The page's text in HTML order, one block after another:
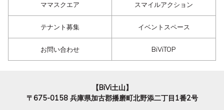
ママスクエア スマイルアクション
テナント募集 イベントスペース
お問い合わせ BiViTOP
【BiVi土山】
〒675-0158 兵庫県加古郡播磨町北野添二丁目1番2号